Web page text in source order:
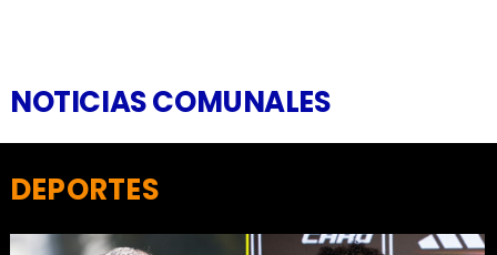
NOTICIAS COMUNALES
DEPORTES